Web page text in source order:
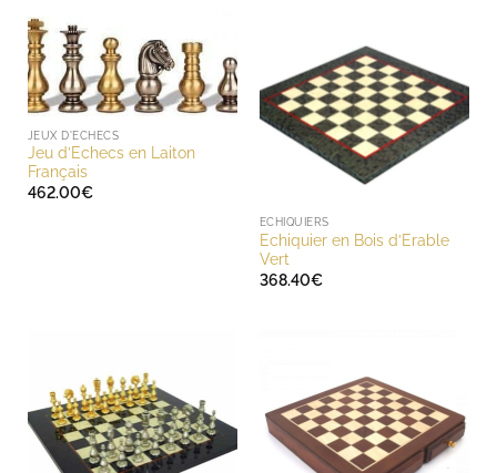
JEUX D'ECHECS
Jeu d’Echecs en Laiton
Français
462.00€
ECHIQUIERS
Echiquier en Bois d’Erable
Vert
368.40€